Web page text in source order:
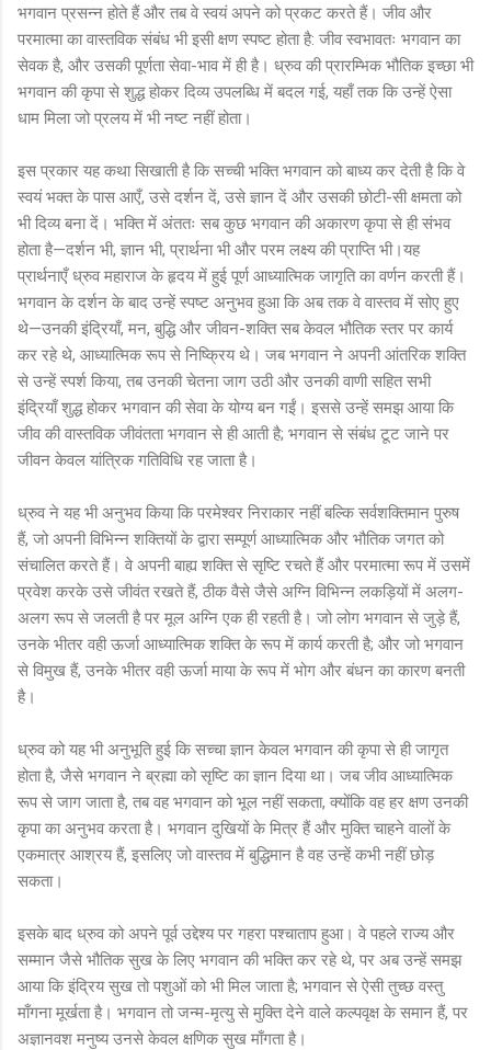
भगवान प्रसन्न होते हैं और तब वे स्वयं अपने को प्रकट करते हैं। जीव और
परमात्मा का वास्तविक संबंध भी इसी क्षण स्पष्ट होता है: जीव स्वभावतः भगवान का
सेवक है, और उसकी पूर्णता सेवा-भाव में ही है। ध्रुव की प्रारम्भिक भौतिक इच्छा भी
भगवान की कृपा से शुद्ध होकर दिव्य उपलब्धि में बदल गई, यहाँ तक कि उन्हें ऐसा
धाम मिला जो प्रलय में भी नष्ट नहीं होता।
इस प्रकार यह कथा सिखाती है कि सच्ची भक्ति भगवान को बाध्य कर देती है कि वे
स्वयं भक्त के पास आएँ, उसे दर्शन दें, उसे ज्ञान दें और उसकी छोटी-सी क्षमता को
भी दिव्य बना दें। भक्ति में अंततः सब कुछ भगवान की अकारण कृपा से ही संभव
होता है—दर्शन भी, ज्ञान भी, प्रार्थना भी और परम लक्ष्य की प्राप्ति भी।यह
प्रार्थनाएँ ध्रुव महाराज के हृदय में हुई पूर्ण आध्यात्मिक जागृति का वर्णन करती हैं।
भगवान के दर्शन के बाद उन्हें स्पष्ट अनुभव हुआ कि अब तक वे वास्तव में सोए हुए
थे—उनकी इंद्रियाँ, मन, बुद्धि और जीवन-शक्ति सब केवल भौतिक स्तर पर कार्य
कर रहे थे, आध्यात्मिक रूप से निष्क्रिय थे। जब भगवान ने अपनी आंतरिक शक्ति
से उन्हें स्पर्श किया, तब उनकी चेतना जाग उठी और उनकी वाणी सहित सभी
इंद्रियाँ शुद्ध होकर भगवान की सेवा के योग्य बन गईं। इससे उन्हें समझ आया कि
जीव की वास्तविक जीवंतता भगवान से ही आती है; भगवान से संबंध टूट जाने पर
जीवन केवल यांत्रिक गतिविधि रह जाता है।
ध्रुव ने यह भी अनुभव किया कि परमेश्वर निराकार नहीं बल्कि सर्वशक्तिमान पुरुष
हैं, जो अपनी विभिन्न शक्तियों के द्वारा सम्पूर्ण आध्यात्मिक और भौतिक जगत को
संचालित करते हैं। वे अपनी बाह्य शक्ति से सृष्टि रचते हैं और परमात्मा रूप में उसमें
प्रवेश करके उसे जीवंत रखते हैं, ठीक वैसे जैसे अग्नि विभिन्न लकड़ियों में अलग-
अलग रूप से जलती है पर मूल अग्नि एक ही रहती है। जो लोग भगवान से जुड़े हैं,
उनके भीतर वही ऊर्जा आध्यात्मिक शक्ति के रूप में कार्य करती है; और जो भगवान
से विमुख हैं, उनके भीतर वही ऊर्जा माया के रूप में भोग और बंधन का कारण बनती
है।
ध्रुव को यह भी अनुभूति हुई कि सच्चा ज्ञान केवल भगवान की कृपा से ही जागृत
होता है, जैसे भगवान ने ब्रह्मा को सृष्टि का ज्ञान दिया था। जब जीव आध्यात्मिक
रूप से जाग जाता है, तब वह भगवान को भूल नहीं सकता, क्योंकि वह हर क्षण उनकी
कृपा का अनुभव करता है। भगवान दुखियों के मित्र हैं और मुक्ति चाहने वालों के
एकमात्र आश्रय हैं, इसलिए जो वास्तव में बुद्धिमान है वह उन्हें कभी नहीं छोड़
सकता।
इसके बाद ध्रुव को अपने पूर्व उद्देश्य पर गहरा पश्चाताप हुआ। वे पहले राज्य और
सम्मान जैसे भौतिक सुख के लिए भगवान की भक्ति कर रहे थे, पर अब उन्हें समझ
आया कि इंद्रिय सुख तो पशुओं को भी मिल जाता है; भगवान से ऐसी तुच्छ वस्तु
माँगना मूर्खता है। भगवान तो जन्म-मृत्यु से मुक्ति देने वाले कल्पवृक्ष के समान हैं, पर
अज्ञानवश मनुष्य उनसे केवल क्षणिक सुख माँगता है।